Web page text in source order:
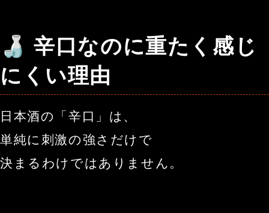
🍶 辛口なのに重たく感じ
にくい理由
日本酒の「辛口」は、
単純に刺激の強さだけで
決まるわけではありません。